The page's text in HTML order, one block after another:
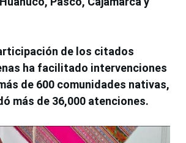
de los citados
ha facilitado intervenciones
de 600 comunidades nativas,
más de 36,000 atenciones.